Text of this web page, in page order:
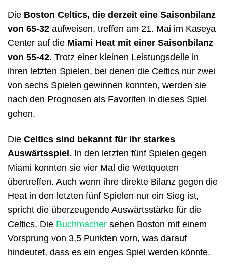
Die Boston Celtics, die derzeit eine Saisonbilanz
von 65-32 aufweisen, treffen am 21. Mai im Kaseya
Center auf die Miami Heat mit einer Saisonbilanz
von 55-42. Trotz einer kleinen Leistungsdelle in
ihren letzten Spielen, bei denen die Celtics nur zwei
von sechs Spielen gewinnen konnten, werden sie
nach den Prognosen als Favoriten in dieses Spiel
gehen.
Die Celtics sind bekannt für ihr starkes
Auswärtsspiel. In den letzten fünf Spielen gegen
Miami konnten sie vier Mal die Wettquoten
übertreffen. Auch wenn ihre direkte Bilanz gegen die
Heat in den letzten fünf Spielen nur ein Sieg ist,
spricht die überzeugende Auswärtsstärke für die
Celtics. Die Buchmacher sehen Boston mit einem
Vorsprung von 3,5 Punkten vorn, was darauf
hindeutet, dass es ein enges Spiel werden könnte.